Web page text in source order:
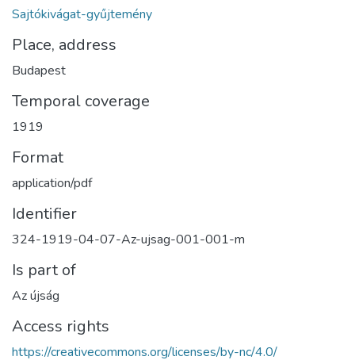
Sajtókivágat-gyűjtemény
Place, address
Budapest
Temporal coverage
1919
Format
application/pdf
Identifier
324-1919-04-07-Az-ujsag-001-001-m
Is part of
Az újság
Access rights
https://creativecommons.org/licenses/by-nc/4.0/